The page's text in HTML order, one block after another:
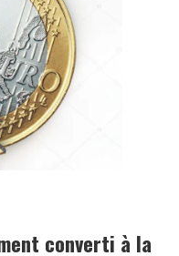
converti à la